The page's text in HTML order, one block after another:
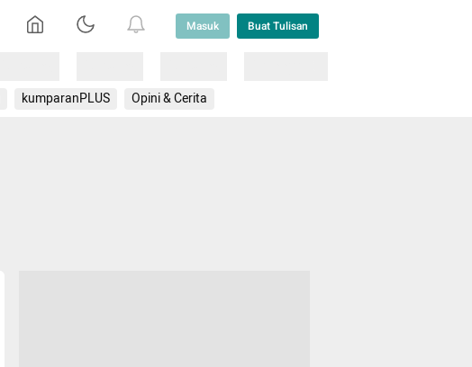
Masuk Buat Tulisan
kumparanPLUS Opini & Cerita